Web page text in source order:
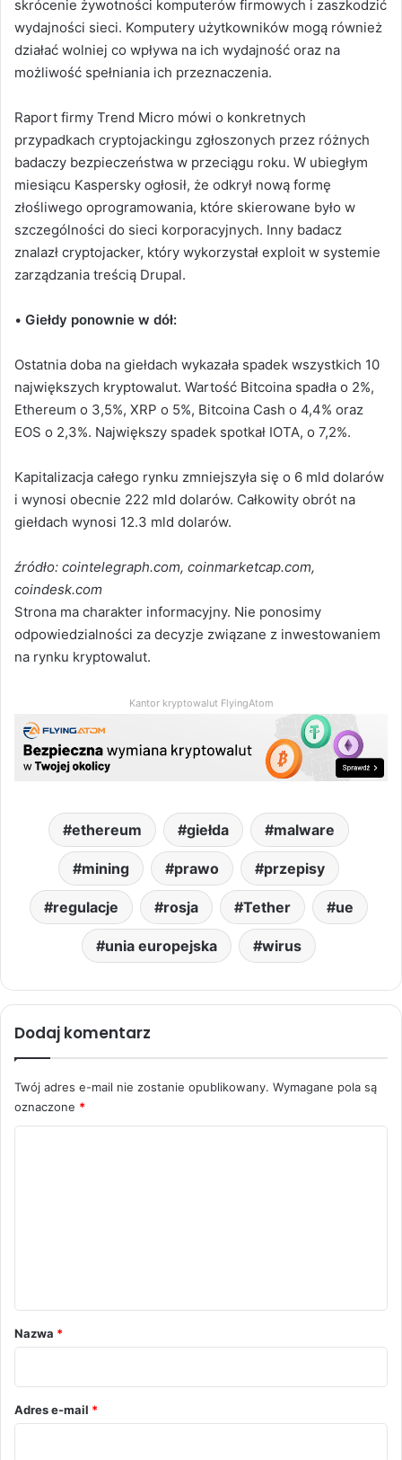
skrócenie żywotności komputerów firmowych i zaszkodzić
wydajności sieci. Komputery użytkowników mogą również
działać wolniej co wpływa na ich wydajność oraz na
możliwość spełniania ich przeznaczenia.
Raport firmy Trend Micro mówi o konkretnych
przypadkach cryptojackingu zgłoszonych przez różnych
badaczy bezpieczeństwa w przeciągu roku. W ubiegłym
miesiącu Kaspersky ogłosił, że odkrył nową formę
złośliwego oprogramowania, które skierowane było w
szczególności do sieci korporacyjnych. Inny badacz
znalazł cryptojacker, który wykorzystał exploit w systemie
zarządzania treścią Drupal.
• Giełdy ponownie w dół:
Ostatnia doba na giełdach wykazała spadek wszystkich 10
największych kryptowalut. Wartość Bitcoina spadła o 2%,
Ethereum o 3,5%, XRP o 5%, Bitcoina Cash o 4,4% oraz
EOS o 2,3%. Największy spadek spotkał IOTA, o 7,2%.
Kapitalizacja całego rynku zmniejszyła się o 6 mld dolarów
i wynosi obecnie 222 mld dolarów. Całkowity obrót na
giełdach wynosi 12.3 mld dolarów.
źródło: cointelegraph.com, coinmarketcap.com,
coindesk.com
Strona ma charakter informacyjny. Nie ponosimy
odpowiedzialności za decyzje związane z inwestowaniem
na rynku kryptowalut.
Kantor kryptowalut FlyingAtom
ethereum giełda malware
mining prawo przepisy
regulacje rosja Tether ue
unia europejska wirus
Dodaj komentarz
Twój adres e-mail nie zostanie opublikowany. Wymagane pola są
oznaczone *
r
*
Nazwa *
Adres e-mail *